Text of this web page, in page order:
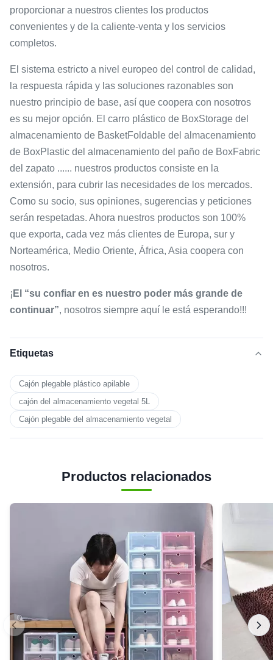
proporcionar a nuestros clientes los productos
convenientes y de la caliente-venta y los servicios
completos.
El sistema estricto a nivel europeo del control de calidad,
la respuesta rápida y las soluciones razonables son
nuestro principio de base, así que coopera con nosotros
es su mejor opción. El carro plástico de BoxStorage del
almacenamiento de BasketFoldable del almacenamiento
de BoxPlastic del almacenamiento del paño de BoxFabric
del zapato ...... nuestros productos consiste en la
extensión, para cubrir las necesidades de los mercados.
Como su socio, sus opiniones, sugerencias y peticiones
serán respetadas. Ahora nuestros productos son 100%
que exporta, cada vez más clientes de Europa, sur y
Norteamérica, Medio Oriente, África, Asia coopera con
nosotros.
¡ El “su confiar en es nuestro poder más grande de
continuar”, nosotros siempre aquí le está esperando!!!
Etiquetas
Cajón plegable plástico apilable
cajón del almacenamiento vegetal 5L
Cajón plegable del almacenamiento vegetal
Productos relacionados